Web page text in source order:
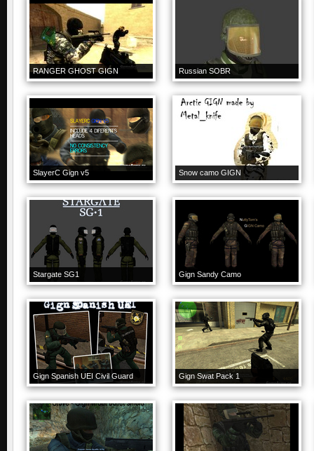
RANGER GHOST GIGN Russian SOBR
SlayerC Gign v5 Snow camo GIGN
Stargate SG1 Gign Sandy Camo
Gign Spanish UEI Civil Guard Gign Swat Pack 1